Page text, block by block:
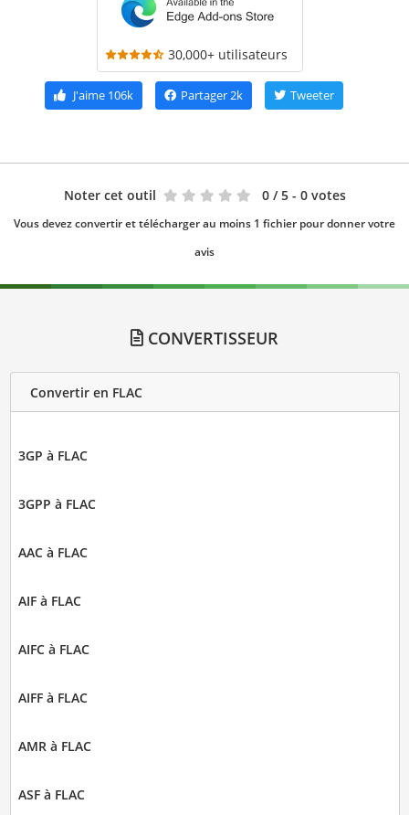
30,000+ utilisateurs
J'aime106k Partager2k Tweeter
Noter cet outil 0 / 5 - 0 votes
Vous devez convertir et télécharger au moins 1 fichier pour donner votre
avis
CONVERTISSEUR
Convertir en FLAC
3GP à FLAC
3GPP à FLAC
AAC à FLAC
AIF à FLAC
AIFC à FLAC
AIFF à FLAC
AMR à FLAC
ASF à FLAC